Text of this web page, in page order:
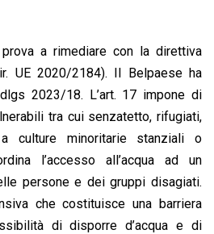
a rimediare con la direttiva
UE 2020/2184). Il Belpaese ha
2023/18. L’art. 17 impone di
tra cui senzatetto, rifugiati,
a culture minoritarie stanziali o
l’accesso all’acqua ad un
persone e dei gruppi disagiati.
che costituisce una barriera
di disporre d’acqua e di